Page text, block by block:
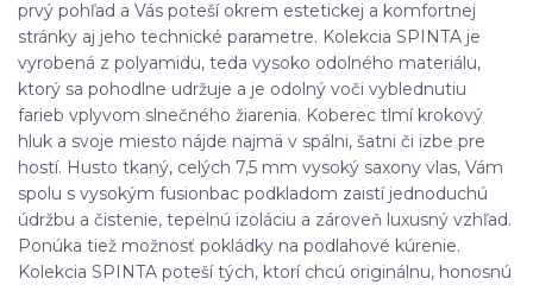
prvý pohľad a Vás poteší okrem estetickej a komfortnej
stránky aj jeho technické parametre. Kolekcia SPINTA je
vyrobená z polyamidu, teda vysoko odolného materiálu,
ktorý sa pohodlne udržuje a je odolný voči vyblednutiu
farieb vplyvom slnečného žiarenia. Koberec tlmí krokový
hluk a svoje miesto nájde najmä v spálni, šatni či izbe pre
hostí. Husto tkaný, celých 7,5 mm vysoký saxony vlas, Vám
spolu s vysokým fusionbac podkladom zaistí jednoduchú
údržbu a čistenie, tepelnú izoláciu a zároveň luxusný vzhľad.
Ponúka tiež možnosť pokládky na podlahové kúrenie.
Kolekcia SPINTA poteší tých, ktorí chcú originálnu, honosnú